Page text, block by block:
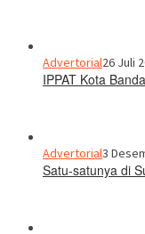
Advertorial26 Juli
IPPAT Kota
Advertorial3
Satu-satunya di